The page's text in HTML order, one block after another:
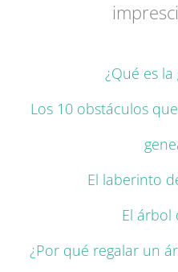
¿Qué es la
Los 10 obstáculos
El laberinto
El árbol
¿Por qué regalar un